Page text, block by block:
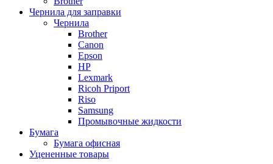
Чернила для заправки
Чернила
Brother
Canon
Epson
HP
Lexmark
Ricoh Priport
Riso
Samsung
Промывочные жидкости
Бумага
Бумага офисная
Уцененные товары